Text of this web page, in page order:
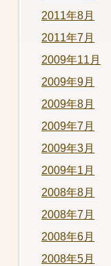
2011年8月
2011年7月
2009年11月
2009年9月
2009年8月
2009年7月
2009年3月
2009年1月
2008年8月
2008年7月
2008年6月
2008年5月